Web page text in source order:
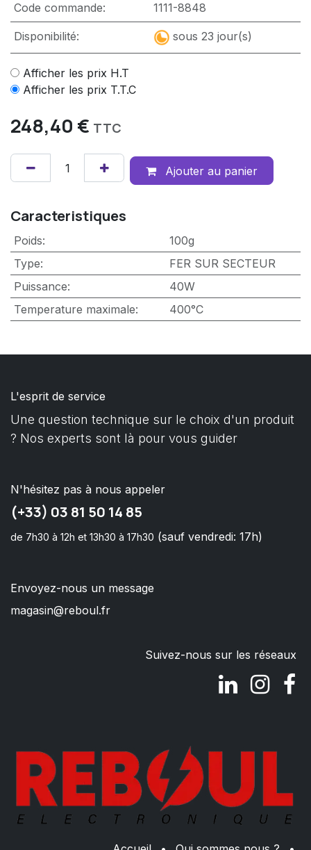
Code commande: 1111-8848
Disponibilité: sous 23 jour(s)
Afficher les prix H.T
Afficher les prix T.T.C
248,40 € TTC
Ajouter au panier
Caracteristiques
Poids:
100g
Type:
FER SUR SECTEUR
Puissance:
40W
Temperature maximale: 400°C
L'esprit de service
Une question technique sur le choix d'un produit
? Nos experts sont là pour vous guider
N'hésitez pas à nous appeler
(+33) 03 81 50 14 85
de 7h30 à 12h et 13h30 à 17h30 (sauf vendredi: 17h)
Envoyez-nous un message
magasin@reboul.fr
Suivez-nous sur les réseaux